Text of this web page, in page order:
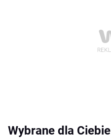
Wybrane dla Ciebie